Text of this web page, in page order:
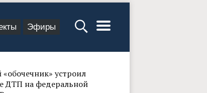
Эфиры
«обочечник» устроил
ДТП на федеральной